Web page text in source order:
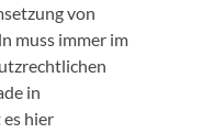
von
muss immer im
in
hier